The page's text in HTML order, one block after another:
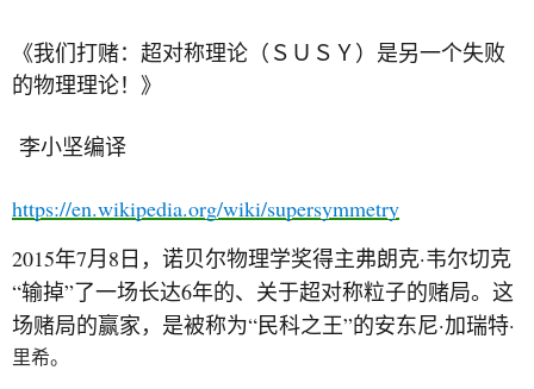
《我们打赌：超对称理论（ＳＵＳＹ）是另一个失败
的物理理论！》
李小坚编译
https://en.wikipedia.org/wiki/supersymmetry
2015年7月 8 日，诺贝尔物理学奖得主弗朗克·韦尔切克
“输掉”了一场长达6年的、关于超对称粒子的赌局。这
场赌局的赢家，是被称为“民科之王”的安东尼·加瑞特·
里希。